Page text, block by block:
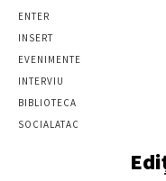
ENTER
INSERT
EVENIMENTE
INTERVIU
BIBLIOTECA
SOCIALATAC